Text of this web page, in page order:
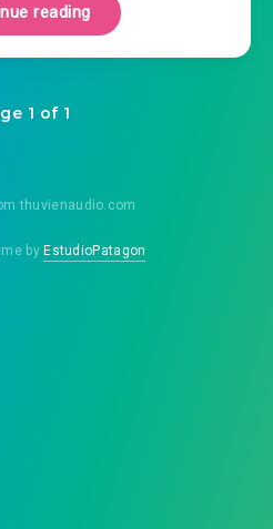
reading
1 of 1
thuvienaudio.com
byEstudioPatagon